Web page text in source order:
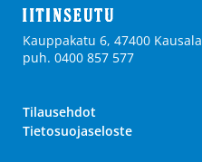
Kauppakatu 6, 47400 Kausala
puh. 0400 857 577
Tilausehdot
Tietosuojaseloste